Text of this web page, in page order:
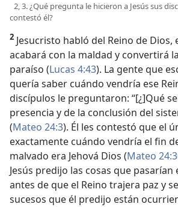
2, 3. ¿Qué pregunta le hicieron a Jesús sus
contestó él?
2 Jesucristo habló del Reino de
acabará con la maldad y convertirá
paraíso (Lucas 4:43). La gente que
quería saber cuándo vendría ese
discípulos le preguntaron: “[¿]Qué
presencia y de la conclusión del
(Mateo 24:3). Él les contestó que el
exactamente cuándo vendría el fin
malvado era Jehová Dios (Mateo
Jesús predijo las cosas que
antes de que el Reino trajera paz y
sucesos que él predijo están